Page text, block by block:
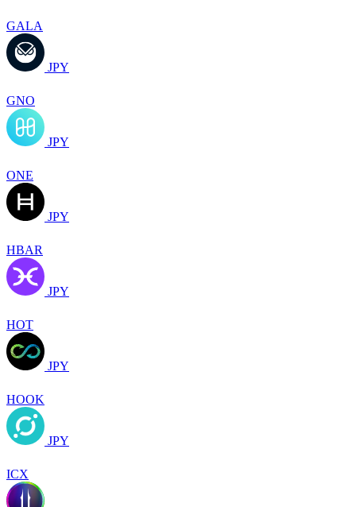
GALA
JPY
GNO
JPY
ONE
JPY
HBAR
JPY
HOT
JPY
HOOK
JPY
ICX